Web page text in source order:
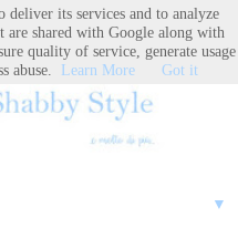
▼
deliver its services and to analyze
are shared with Google along with
quality of service, generate usage
abuse.
Learn More Got it